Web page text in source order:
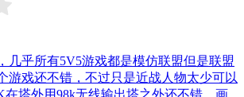
几乎所有5V5游戏都是模仿联盟但是联盟
游戏还不错，不过只是近战人物太少可以